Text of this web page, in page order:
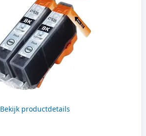
Bekijk productdetails